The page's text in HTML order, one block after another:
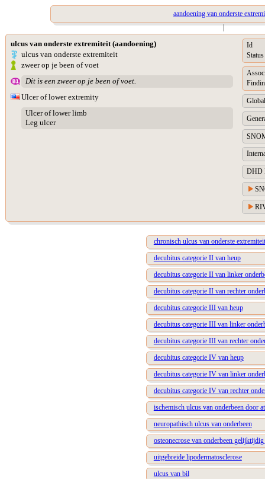
aandoening van onderste
|
ulcus van onderste extremiteit (aandoening)
ulcus van onderste extremiteit
zweer op je been of voet
Dit is een zweer op je been of voet.
Ulcer of lower extremity
Ulcer of lower limb
Leg ulcer
Id
Status
DHD
chronisch ulcus van onderste extremiteit
decubitus categorie II van heup
decubitus categorie II van linker
decubitus categorie II van rechter
decubitus categorie III van heup
decubitus categorie III van linker
decubitus categorie III van rechter
decubitus categorie IV van heup
decubitus categorie IV van linker
decubitus categorie IV van rechter
ischemisch ulcus van onderbeen door
neuropathisch ulcus van onderbeen
osteonecrose van onderbeen
uitgebreide lipodermatosclerose
ulcus van bil